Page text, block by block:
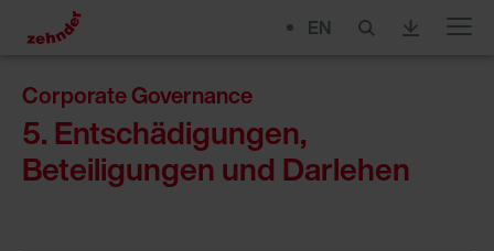
EN Menu
Corporate Governance
5. Entschädigungen,
Beteiligungen und Darlehen